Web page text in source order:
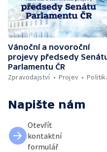
Vánoční a novoroční
projevy předsedy
Parlamentu ČR
Zpravodajství
Projev
Napište nám
Otevřít
kontaktní
formulář